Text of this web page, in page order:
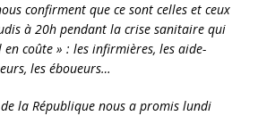
confirment que ce sont celles et ceux
à 20h pendant la crise sanitaire qui
coûte » : les infirmières, les aide-
les éboueurs…
la République nous a promis lundi